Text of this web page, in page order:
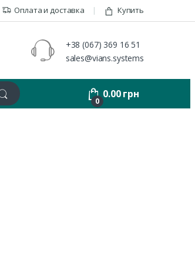
Оплата и доставка Купить
+38 (067) 369 16 51
sales@vians.systems
0
0.00грн